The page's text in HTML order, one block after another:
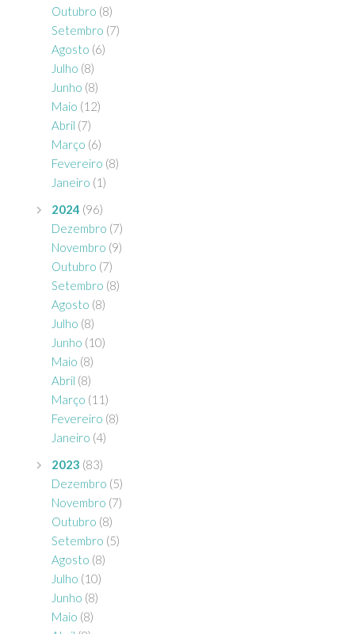
Outubro (8)
Setembro (7)
Agosto (6)
Julho (8)
Junho (8)
Maio (12)
Abril (7)
Março (6)
Fevereiro (8)
Janeiro (1)
2024 (96)
Dezembro (7)
Novembro (9)
Outubro (7)
Setembro (8)
Agosto (8)
Julho (8)
Junho (10)
Maio (8)
Abril (8)
Março (11)
Fevereiro (8)
Janeiro (4)
2023 (83)
Dezembro (5)
Novembro (7)
Outubro (8)
Setembro (5)
Agosto (8)
Julho (10)
Junho (8)
Maio (8)